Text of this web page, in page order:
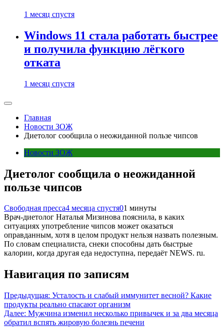
1 месяц спустя
Windows 11 стала работать быстрее
и получила функцию лёгкого
отката
1 месяц спустя
Главная
Новости ЗОЖ
Диетолог сообщила о неожиданной пользе чипсов
Новости ЗОЖ
Диетолог сообщила о неожиданной
пользе чипсов
Свободная пресса4 месяца спустя01 минуты
Врач-диетолог Наталья Мизинова пояснила, в каких
ситуациях употребление чипсов может оказаться
оправданным, хотя в целом продукт нельзя назвать полезным.
По словам специалиста, снеки способны дать быстрые
калории, когда другая еда недоступна, передаёт NEWS. ru.
Навигация по записям
Предыдущая: Усталость и слабый иммунитет весной? Какие
продукты реально спасают организм
Далее: Мужчина изменил несколько привычек и за два месяца
обратил вспять жировую болезнь печени